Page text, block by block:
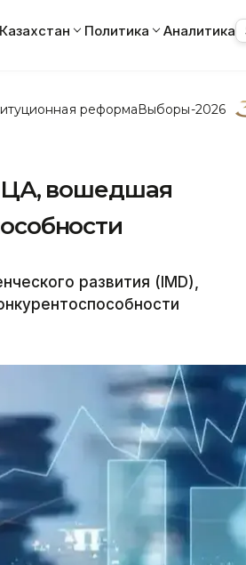
Казахстан Политика Аналитика
реформаВыборы-2026
ЦА, вошедшая
развития (IMD),